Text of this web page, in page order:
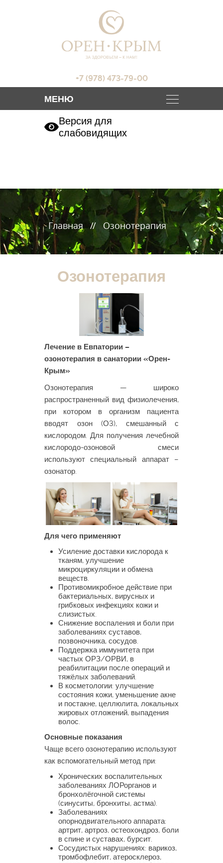
+7 (978) 473-79-00
Версия для
слабовидящих
Главная Озонотерапия
Озонотерапия
Лечение в Евпатории –
озонотерапия в санатории «Орен-
Крым»
Озонотерапия — широко
распространенный вид физиолечения,
при котором в организм пациента
вводят озон (О3), смешанный с
кислородом. Для получения лечебной
кислородо-озоновой смеси
используют специальный аппарат –
озонатор.
Для чего применяют
Усиление доставки кислорода к
тканям, улучшение
микроциркуляции и обмена
веществ.
Противомикробное действие при
бактериальных, вирусных и
грибковых инфекциях кожи и
слизистых.
Снижение воспаления и боли при
заболеваниях суставов,
позвоночника, сосудов.
Поддержка иммунитета при
частых ОРЗ/ОРВИ, в
реабилитации после операций и
тяжёлых заболеваний.
В косметологии: улучшение
состояния кожи, уменьшение акне
и постакне, целлюлита, локальных
жировых отложений, выпадения
волос.
Основные показания
Чаще всего озонотерапию используют
как вспомогательный метод при:
Хронических воспалительных
заболеваниях ЛОРорганов и
бронхолёгочной системы
(синуситы, бронхиты, астма).
Заболеваниях
опорнодвигательного аппарата:
артрит, артроз, остеохондроз, боли
в спине и суставах, бурсит.
Сосудистых нарушениях: варикоз,
тромбофлебит, атеросклероз,